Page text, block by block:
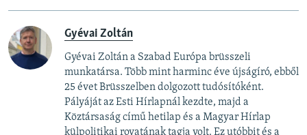
Gyévai Zoltán
Gyévai Zoltán a Szabad Európa brüsszeli
munkatársa. Több mint harminc éve újságíró, ebből
25 évet Brüsszelben dolgozott tudósítóként.
Pályáját az Esti Hírlapnál kezdte, majd a
Köztársaság című hetilap és a Magyar Hírlap
külpolitikai rovatának tagja volt. Ez utóbbit és a